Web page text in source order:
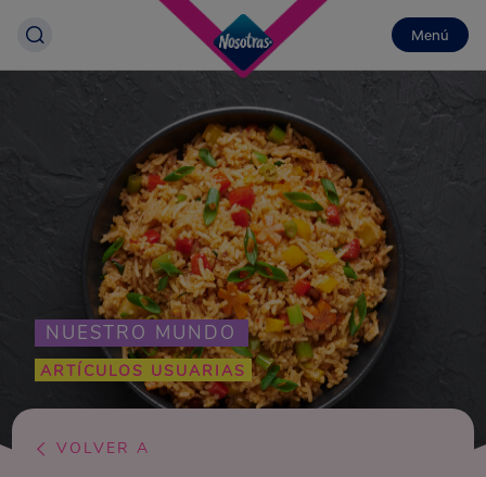
Menú
NUESTRO MUNDO
ARTÍCULOS USUARIAS
VOLVER A